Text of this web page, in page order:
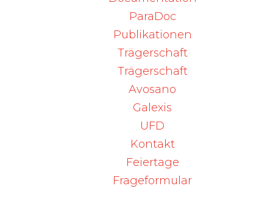
ParaDoc
Publikationen
Trägerschaft
Trägerschaft
Avosano
Galexis
UFD
Kontakt
Feiertage
Frageformular
systemischen Verkalkungen führen.
Hormonelle Veränderungen während der
Schwangerschaft, die eine erhöhte
gastrointestinale Calciumaufnahme
begünstigen, können bei hohem
für das Milch-Alkali-Syndrom beitragen.
Laut der Fachzeitschrift Prescrire ist es
ratsam, Antazida auf Basis von Aluminium,
Magnesium oder Natriumbicarbonat zu
bevorzugen, die dieses Risiko nicht bergen.